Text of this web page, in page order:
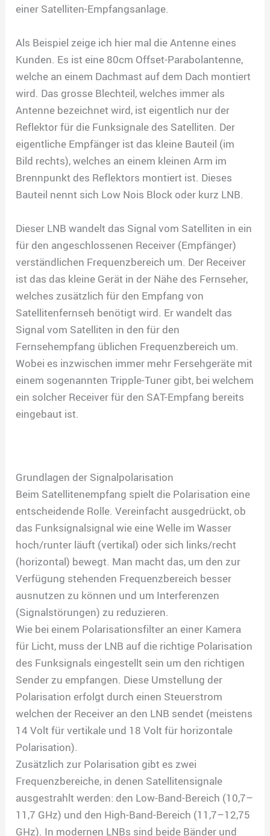
einer Satelliten-Empfangsanlage.
Als Beispiel zeige ich hier mal die Antenne eines
Kunden. Es ist eine 80cm Offset-Parabolantenne,
welche an einem Dachmast auf dem Dach montiert
wird. Das grosse Blechteil, welches immer als
Antenne bezeichnet wird, ist eigentlich nur der
Reflektor für die Funksignale des Satelliten. Der
eigentliche Empfänger ist das kleine Bauteil (im
Bild rechts), welches an einem kleinen Arm im
Brennpunkt des Reflektors montiert ist. Dieses
Bauteil nennt sich Low Nois Block oder kurz LNB.
Dieser LNB wandelt das Signal vom Satelliten in ein
für den angeschlossenen Receiver (Empfänger)
verständlichen Frequenzbereich um. Der Receiver
ist das das kleine Gerät in der Nähe des Fernseher,
welches zusätzlich für den Empfang von
Satellitenfernseh benötigt wird. Er wandelt das
Signal vom Satelliten in den für den
Fernsehempfang üblichen Frequenzbereich um.
Wobei es inzwischen immer mehr Fersehgeräte mit
einem sogenannten Tripple-Tuner gibt, bei welchem
ein solcher Receiver für den SAT-Empfang bereits
eingebaut ist.
Grundlagen der Signalpolarisation
Beim Satellitenempfang spielt die Polarisation eine
entscheidende Rolle. Vereinfacht ausgedrückt, ob
das Funksignalsignal wie eine Welle im Wasser
hoch/runter läuft (vertikal) oder sich links/recht
(horizontal) bewegt. Man macht das, um den zur
Verfügung stehenden Frequenzbereich besser
ausnutzen zu können und um Interferenzen
(Signalstörungen) zu reduzieren.
Wie bei einem Polarisationsfilter an einer Kamera
für Licht, muss der LNB auf die richtige Polarisation
des Funksignals eingestellt sein um den richtigen
Sender zu empfangen. Diese Umstellung der
Polarisation erfolgt durch einen Steuerstrom
welchen der Receiver an den LNB sendet (meistens
14 Volt für vertikale und 18 Volt für horizontale
Polarisation).
Zusätzlich zur Polarisation gibt es zwei
Frequenzbereiche, in denen Satellitensignale
ausgestrahlt werden: den Low-Band-Bereich (10,7–
11,7 GHz) und den High-Band-Bereich (11,7–12,75
GHz). In modernen LNBs sind beide Bänder und